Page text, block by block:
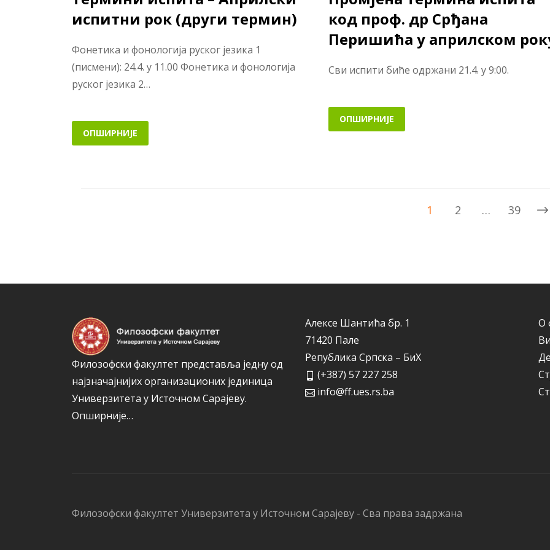
испитни рок (други термин)
Фонетика и фонологија руског језика 1
(писмени): 24.4. у 11.00 Фонетика и фонологија
руског језика 2…
ОПШИРНИЈЕ
код проф. др Срђана
Перишића у априлском
Сви испити биће одржани 21.4. у 9:00.
ОПШИРНИЈЕ
1 2 … 39
Филозофски факултет представља једну од
најзначајнијих организационих јединица
Универзитета у Источном Сарајеву.
Опширније…
Алексе Шантића бр. 1
71420 Пале
Република Српска – БиХ
(+387) 57 227 258
info@ff.ues.rs.ba
О
Филозофски факултет Универзитета у Источном Сарајеву - Сва права задржана